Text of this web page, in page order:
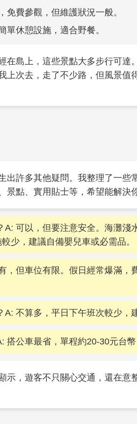
免費參觀，但維護狀況一般。
單休憩設施，適合野餐。
在島上，這些景點大多步行可達
上次去，走了不少路，但風景值
出許多其他疑問。我整理了一些
景點、實用貼士等，希望能解決
A: 可以，但要注意安全。海灘淺
少，建議自備嬰兒車或必需品。
，但車位有限。假日經常爆滿，
不算多，平日下午班次較少，
搭公車最省，單程約20-30元台幣
示，遊客不只關心交通，還在意